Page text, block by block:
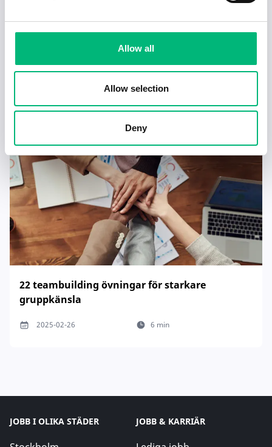
Allow all
Allow selection
Deny
Tecken på en dålig chef – och hur du hanterar
2025-02-17 4 min
22 teambuilding övningar för starkare
gruppkänsla
2025-02-26 6 min
JOBB I OLIKA STÄDER JOBB & KARRIÄR